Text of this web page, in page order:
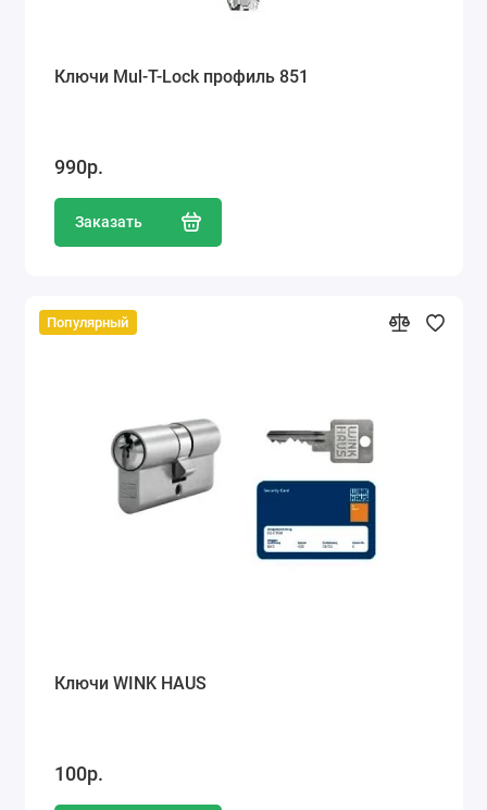
Ключи Mul-T-Lock профиль 851
990р.
Заказать
Популярный
Ключи WINK HAUS
100р.